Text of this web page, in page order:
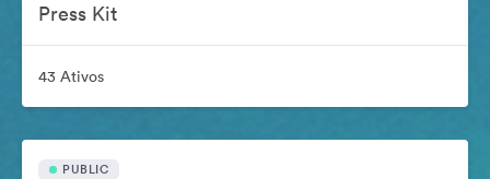
Press Kit
43 Ativos
PUBLIC